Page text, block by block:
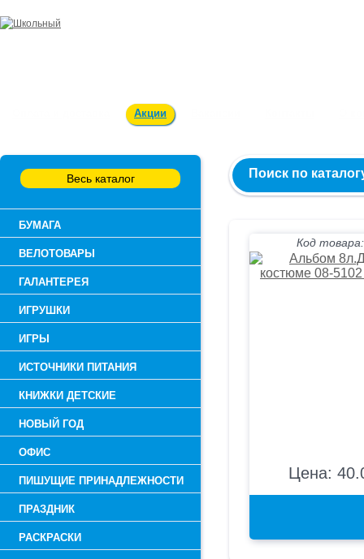
Акции
Весь каталог
БУМАГА
ВЕЛОТОВАРЫ
ГАЛАНТЕРЕЯ
ИГРУШКИ
ИГРЫ
ИСТОЧНИКИ ПИТАНИЯ
КНИЖКИ ДЕТСКИЕ
НОВЫЙ ГОД
ОФИС
ПИШУЩИЕ ПРИНАДЛЕЖНОСТИ
ПРАЗДНИК
РАСКРАСКИ
Поиск по
Код
Цена: